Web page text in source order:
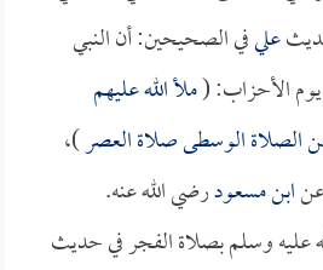
عليفي الصحيحين: أن النبي
الأحزاب: (ملأ الله عليهم
الصلاة الوسطى صلاة العصر)،
ابن مسعودرضي الله عنه.
عليه وسلم بصلاة الفجر في حديث